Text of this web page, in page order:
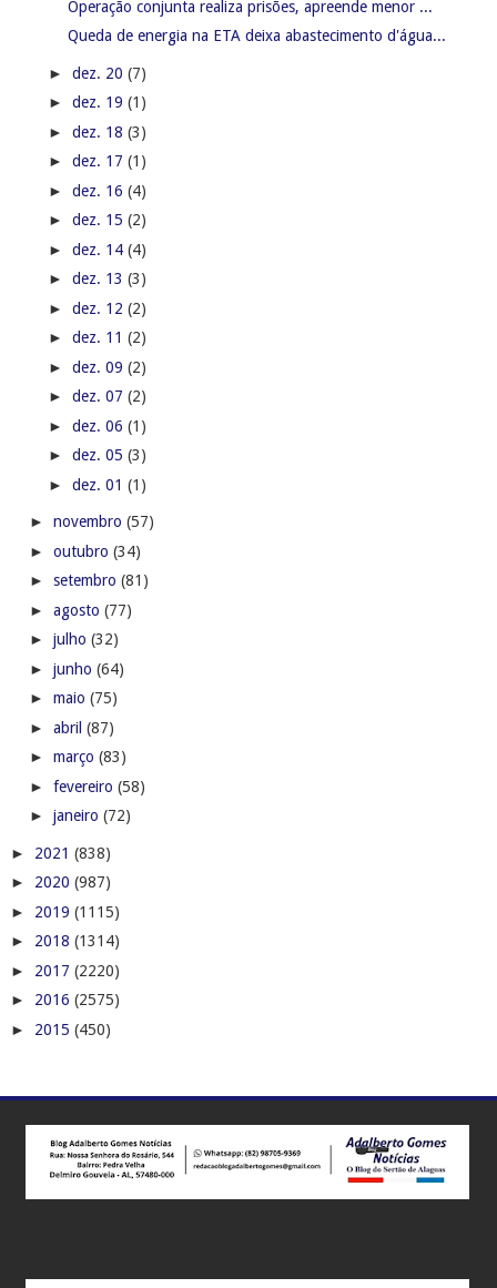
Operação conjunta realiza prisões, apreende menor ...
Queda de energia na ETA deixa abastecimento d'água...
► dez. 20 (7)
► dez. 19 (1)
► dez. 18 (3)
► dez. 17 (1)
► dez. 16 (4)
► dez. 15 (2)
► dez. 14 (4)
► dez. 13 (3)
► dez. 12 (2)
► dez. 11 (2)
► dez. 09 (2)
► dez. 07 (2)
► dez. 06 (1)
► dez. 05 (3)
► dez. 01 (1)
► novembro (57)
► outubro (34)
► setembro (81)
► agosto (77)
► julho (32)
► junho (64)
► maio (75)
► abril (87)
► março (83)
► fevereiro (58)
► janeiro (72)
► 2021 (838)
► 2020 (987)
► 2019 (1115)
► 2018 (1314)
► 2017 (2220)
► 2016 (2575)
► 2015 (450)